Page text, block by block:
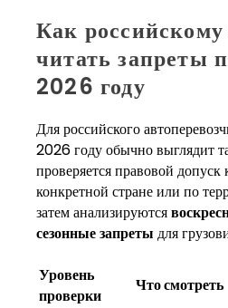
Как
читать запреты
2026 году
Для российского
2026 году обычно выглядит
проверяется правовой допуск
конкретной стране или по
затем анализируются
сезонные запреты для
Уровень
проверки
Что смотреть